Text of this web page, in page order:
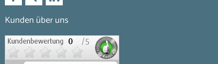
Kunden über uns